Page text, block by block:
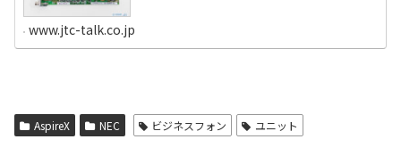
www.jtc-talk.co.jp
AspireX NEC ビジネスフォン ユニット